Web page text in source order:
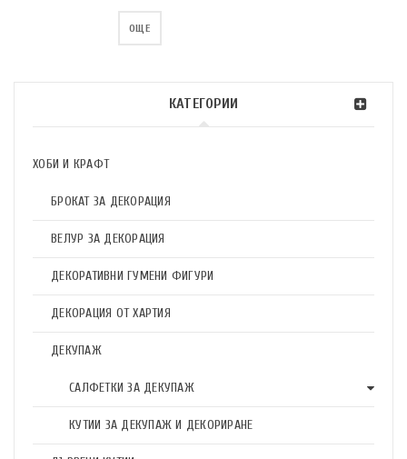
КАТЕГОРИИ
ХОБИ И КРАФТ
БРОКАТ ЗА ДЕКОРАЦИЯ
ВЕЛУР ЗА ДЕКОРАЦИЯ
ДЕКОРАТИВНИ ГУМЕНИ ФИГУРИ
ДЕКОРАЦИЯ ОТ ХАРТИЯ
ДЕКУПАЖ
САЛФЕТКИ ЗА ДЕКУПАЖ
КУТИИ ЗА ДЕКУПАЖ И ДЕКОРИРАНЕ
ОЩЕ